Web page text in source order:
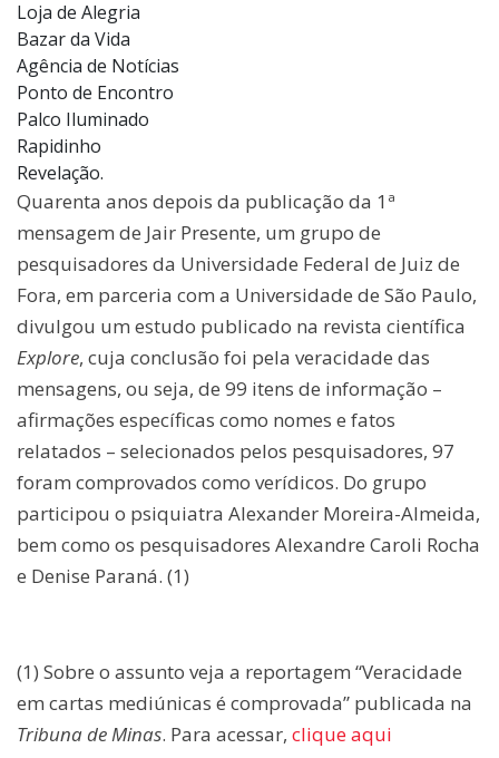
Loja de Alegria
Bazar da Vida
Agência de Notícias
Ponto de Encontro
Palco Iluminado
Rapidinho
Revelação.
Quarenta anos depois da publicação da 1ª
mensagem de Jair Presente, um grupo de
pesquisadores da Universidade Federal de Juiz de
Fora, em parceria com a Universidade de São Paulo,
divulgou um estudo publicado na revista científica
Explore, cuja conclusão foi pela veracidade das
mensagens, ou seja, de 99 itens de informação –
afirmações específicas como nomes e fatos
relatados – selecionados pelos pesquisadores, 97
foram comprovados como verídicos. Do grupo
participou o psiquiatra Alexander Moreira-Almeida,
bem como os pesquisadores Alexandre Caroli Rocha
e Denise Paraná. (1)
(1) Sobre o assunto veja a reportagem “Veracidade
em cartas mediúnicas é comprovada” publicada na
Tribuna de Minas. Para acessar, clique aqui